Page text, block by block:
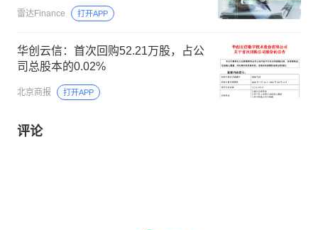
雷达Finance 打开APP
华创云信：首次回购52.21万股，占公
司总股本的0.02%
北京商报 打开APP
评论